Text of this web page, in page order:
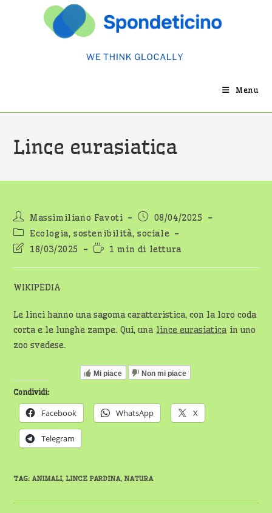
Menu
Lince eurasiatica
Autore
dell'articolo:
Massimiliano Favoti
Articolo
pubblicato:
08/04/2025
Categoria
dell'articolo:
Ecologia, sostenibilità, sociale
Ultima
dell'articolo:
18/03/2025
Tempo
lettura:
1 min di lettura
WIKIPEDIA
Le linci hanno una sagoma caratteristica, con la loro coda
corta e le lunghe zampe. Qui, una lince eurasiatica in uno
zoo svedese.
Mi piace Non mi piace
Condividi:
Facebook WhatsApp X
Telegram
TAG: ANIMALI, LINCE PARDINA, NATURA